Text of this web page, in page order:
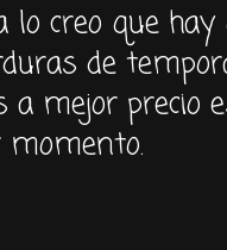
lo creo que
de
a mejor precio